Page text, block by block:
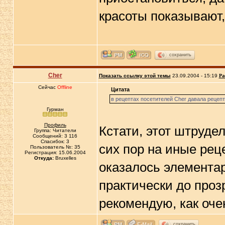
красоты
сохранить
Cher Показать ссылку этой темы 23.09.2004 - 15:19
Сейчас Offline
Гурман
Профиль
Группа: Читатели
Сообщений: 3 116
Спасибок: 3
Пользователь №: 35
Регистрация: 15.06.2004
Откуда:Bruxelles
Цитата
в рецептах посетителей Cher давала
Кстати, этот
сих пор на иные
оказалось
практически до
рекомендую, как
сохранить